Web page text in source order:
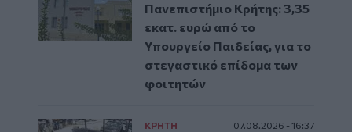
Πανεπιστήμιο Κρήτης: 3,35
εκατ. ευρώ από το
Υπουργείο Παιδείας, για το
στεγαστικό επίδομα των
φοιτητών
ΚΡΗΤΗ 07.08.2026 - 16:37